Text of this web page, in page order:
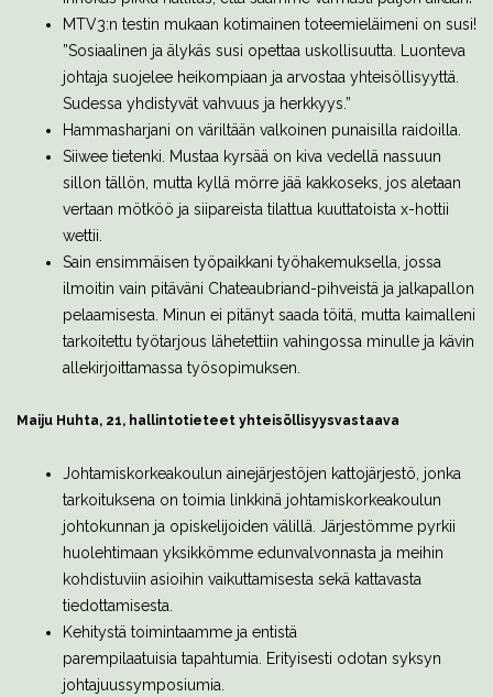
MTV3:n testin mukaan kotimainen toteemieläimeni on susi!
”Sosiaalinen ja älykäs susi opettaa uskollisuutta. Luonteva
johtaja suojelee heikompiaan ja arvostaa yhteisöllisyyttä.
Sudessa yhdistyvät vahvuus ja herkkyys.”
Hammasharjani on väriltään valkoinen punaisilla raidoilla.
Siiwee tietenki. Mustaa kyrsää on kiva vedellä nassuun
sillon tällön, mutta kyllä mörre jää kakkoseks, jos aletaan
vertaan mötköö ja siipareista tilattua kuuttatoista x-hottii
wettii.
Sain ensimmäisen työpaikkani työhakemuksella, jossa
ilmoitin vain pitäväni Chateaubriand-pihveistä ja jalkapallon
pelaamisesta. Minun ei pitänyt saada töitä, mutta kaimalleni
tarkoitettu työtarjous lähetettiin vahingossa minulle ja kävin
allekirjoittamassa työsopimuksen.
Maiju Huhta, 21, hallintotieteet yhteisöllisyysvastaava
Johtamiskorkeakoulun ainejärjestöjen kattojärjestö, jonka
tarkoituksena on toimia linkkinä johtamiskorkeakoulun
johtokunnan ja opiskelijoiden välillä. Järjestömme pyrkii
huolehtimaan yksikkömme edunvalvonnasta ja meihin
kohdistuviin asioihin vaikuttamisesta sekä kattavasta
tiedottamisesta.
Kehitystä toimintaamme ja entistä
parempilaatuisia tapahtumia. Erityisesti odotan syksyn
johtajuussymposiumia.